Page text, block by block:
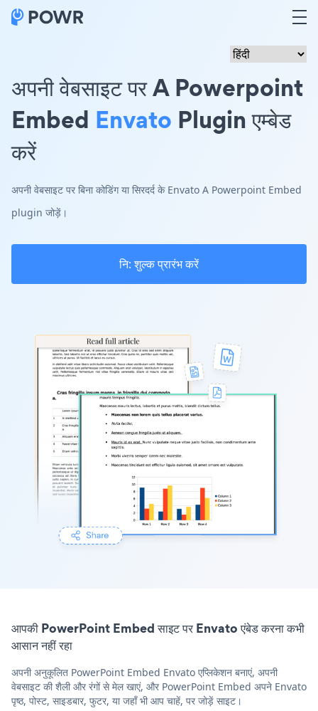
अपनी वेबसाइट पर A Powerpoint
Embed Envato Plugin एम्बेड
करें
अपनी वेबसाइट पर बिना कोडिंग या सिरदर्द के Envato A Powerpoint Embed
plugin जोड़ें।
नि: शुल्क प्रारंभ करें
आपकी PowerPoint Embed साइट पर Envato एंबेड करना कभी
आसान नहीं रहा
अपनी अनुकूलित PowerPoint Embed Envato एप्लिकेशन बनाएं, अपनी
वेबसाइट की शैली और रंगों से मेल खाएं, और PowerPoint Embed अपने Envato
पृष्ठ, पोस्ट, साइडबार, फुटर, या जहाँ भी आप चाहें, पर जोड़ें साइट।